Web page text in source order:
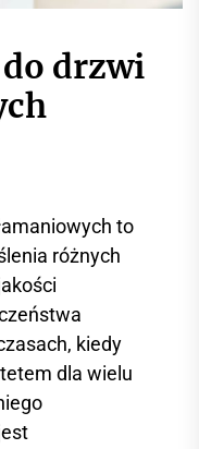
i
r
m
c
y
j
n
y
drzwi
to
różnych
kiedy
dla wielu